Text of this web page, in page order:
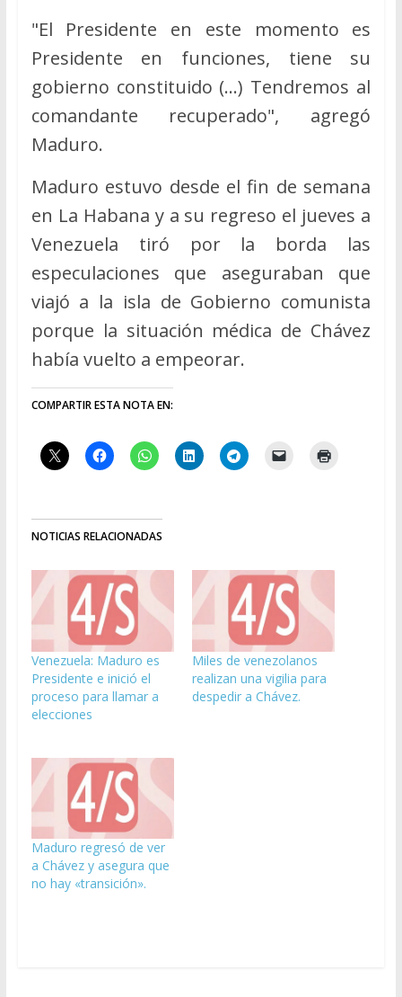
"El Presidente en este momento es
Presidente en funciones, tiene su
gobierno constituido (…) Tendremos al
comandante recuperado", agregó
Maduro.
Maduro estuvo desde el fin de semana
en La Habana y a su regreso el jueves a
Venezuela tiró por la borda las
especulaciones que aseguraban que
viajó a la isla de Gobierno comunista
porque la situación médica de Chávez
había vuelto a empeorar.
COMPARTIR ESTA NOTA EN:
NOTICIAS RELACIONADAS
Venezuela: Maduro es
Presidente e inició el
proceso para llamar a
elecciones
Miles de venezolanos
realizan una vigilia para
despedir a Chávez.
Maduro regresó de ver
a Chávez y asegura que
no hay «transición».